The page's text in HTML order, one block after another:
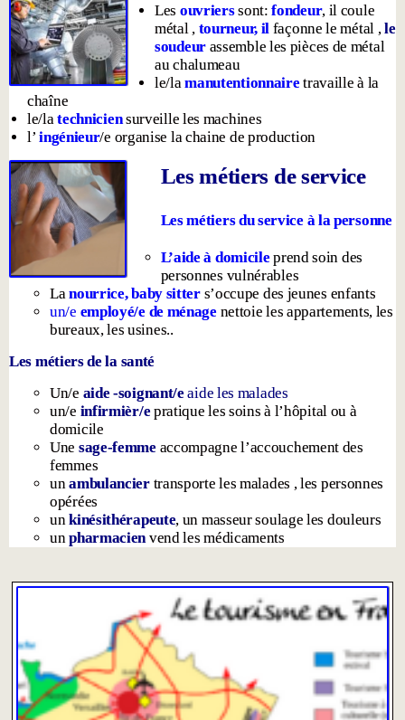
Les ouvrierssont:fondeur, il coule
métal , tourneur, il façonne le métal ,le
soudeur assemble les pièces de métal
au chalumeau
le/lamanutentionnairetravaille à la
chaîne
le/latechniciensurveille les machines
l’ingénieur/e organise la chaine de production
Les métiers de service
Les métiers du service à la personne
L’aide à domicileprend soin des
personnes vulnérables
Lanourrice, baby sitter s’occupe des jeunes enfants
un/e employé/e de ménage nettoie les appartements, les
bureaux, les usines..
Les métiers de la santé
Un/e aide -soignant/eaide les malades
un/e infirmièr/epratique les soins à l’hôpital ou à
domicile
Une sage-femme accompagne l’accouchement des
femmes
unambulancier transporte les malades , les personnes
opérées
un kinésithérapeute, un masseur soulage les douleurs
un pharmacien vend les médicaments